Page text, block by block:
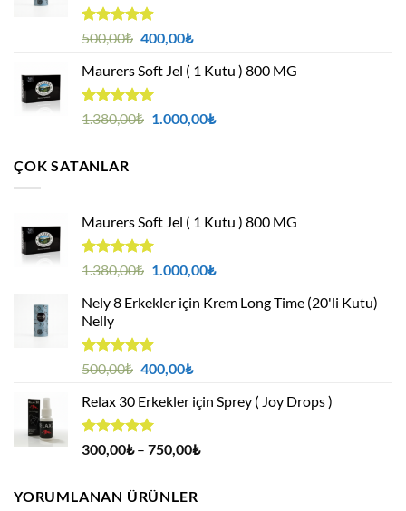
5 üzerinden
oy
aldı
500,00₺ Orijinal
500,00₺.
400,00₺Şu
fiyat:
Maurers Soft Jel ( 1 Kutu ) 800 MG
5 üzerinden
oy
1.380,00₺ Orijinal
1.000,00₺Şu
ÇOK SATANLAR
Maurers Soft Jel ( 1 Kutu ) 800 MG
5 üzerinden
oy
aldı
1.380,00₺ Orijinal
1.380,00₺.
1.000,00₺Şu
fiyat:
Nely 8 Erkekler için Krem Long Time (20'li Kutu)
Nelly
5 üzerinden
oy
aldı
500,00₺ Orijinal
500,00₺.
400,00₺Şu
fiyat:
Relax 30 Erkekler için Sprey ( Joy Drops )
5 üzerinden
4.94oy
300,00₺ – 750,00₺Fiyat
YORUMLANAN ÜRÜNLER